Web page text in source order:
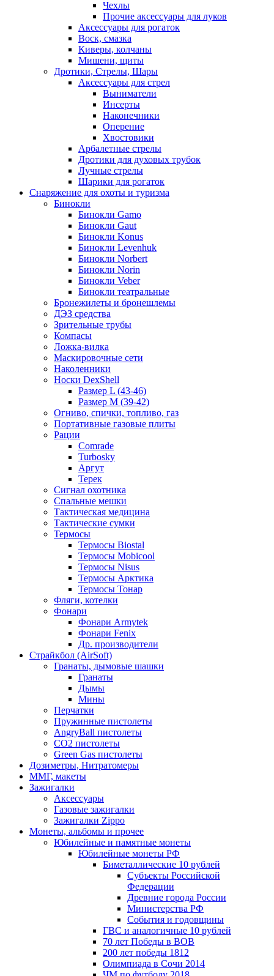
Чехлы
Прочие аксессуары для луков
Аксессуары для рогаток
Воск, смазка
Киверы, колчаны
Мишени, щиты
Дротики, Стрелы, Шары
Аксессуары для стрел
Выниматели
Инсерты
Наконечники
Оперение
Хвостовики
Арбалетные стрелы
Дротики для духовых трубок
Лучные стрелы
Шарики для рогаток
Снаряжение для охоты и туризма
Бинокли
Бинокли Gamo
Бинокли Gaut
Бинокли Konus
Бинокли Levenhuk
Бинокли Norbert
Бинокли Norin
Бинокли Veber
Бинокли театральные
Бронежилеты и бронешлемы
ДЭЗ средства
Зрительные трубы
Компасы
Ложка-вилка
Маскировочные сети
Наколенники
Носки DexShell
Размер L (43-46)
Размер M (39-42)
Огниво, спички, топливо, газ
Портативные газовые плиты
Рации
Comrade
Turbosky
Аргут
Терек
Сигнал охотника
Спальные мешки
Тактическая медицина
Тактические сумки
Термосы
Термосы Biostal
Термосы Mobicool
Термосы Nisus
Термосы Арктика
Термосы Тонар
Фляги, котелки
Фонари
Фонари Armytek
Фонари Fenix
Др. производители
Страйкбол (AirSoft)
Гранаты, дымовые шашки
Гранаты
Дымы
Мины
Перчатки
Пружинные пистолеты
AngryBall пистолеты
CO2 пистолеты
Green Gas пистолеты
Дозиметры, Нитратомеры
ММГ, макеты
Зажигалки
Аксессуары
Газовые зажигалки
Зажигалки Zippo
Монеты, альбомы и прочее
Юбилейные и памятные монеты
Юбилейные монеты РФ
Биметаллические 10 рублей
Субъекты Российской
Федерации
Древние города России
Министерства РФ
События и годовщины
ГВС и аналогичные 10 рублей
70 лет Победы в ВОВ
200 лет победы 1812
Олимпиада в Сочи 2014